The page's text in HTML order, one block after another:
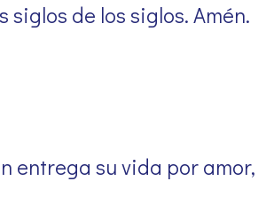
siglos de los siglos. Amén.
entrega su vida por amor,